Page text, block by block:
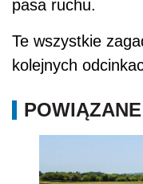
pasa ruchu.
Te wszystkie
kolejnych
POWIĄZANE